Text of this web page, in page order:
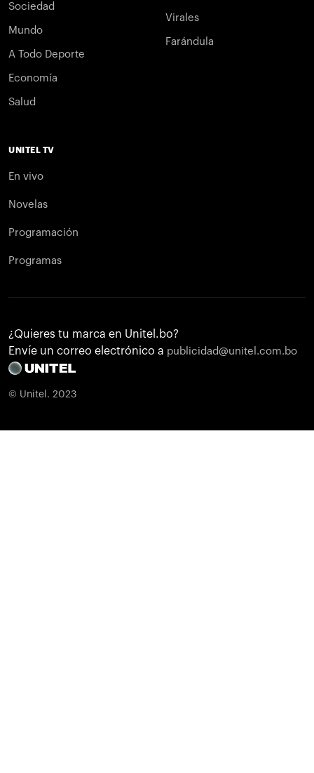
Sociedad
Mundo
A Todo Deporte
Economía
Salud
Virales
Farándula
UNITEL TV
En vivo
Novelas
Programación
Programas
¿Quieres tu marca en Unitel.bo?
Envíe un correo electrónico a publicidad@unitel.com.bo
© Unitel. 2023